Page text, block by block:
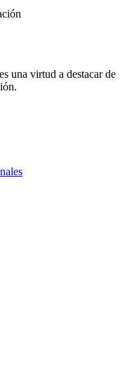
una virtud a destacar de